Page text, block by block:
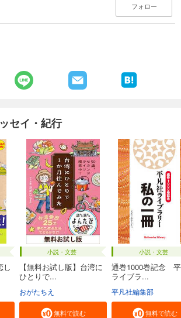
フォロー
セイ・紀行
し
小説・文芸
【無料お試し版】台湾に
ひとりで...
おがたちえ
無料で読む
小説・文芸
通巻1000巻記念
ライブラ...
平凡社編集部
無料で読む